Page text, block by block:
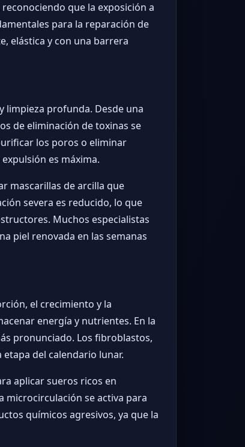
que la exposición a
para la reparación de
elástica y con una barrera
limpieza profunda. Desde una
de eliminación de toxinas se
los poros o eliminar
es máxima.
mascarillas de arcilla que
severa es reducido, lo que
Muchos especialistas
piel renovada en las semanas
el crecimiento y la
energía y nutrientes. En la
pronunciado. Los fibroblastos,
del calendario lunar.
aplicar sueros ricos en
microcirculación se activa para
químicos agresivos, ya que la